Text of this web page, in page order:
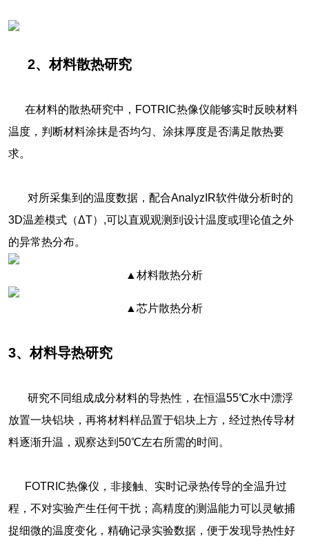
2、材料散热研究
在材料的散热研究中，FOTRIC热像仪能够实时反映材料
温度，判断材料涂抹是否均匀、涂抹厚度是否满足散热要
求。
对所采集到的温度数据，配合AnalyzIR软件做分析时的
3D温差模式（ΔT）,可以直观观测到设计温度或理论值之外
的异常热分布。
▲材料散热分析
▲芯片散热分析
3、材料导热研究
研究不同组成成分材料的导热性，在恒温55℃水中漂浮
放置一块铝块，再将材料样品置于铝块上方，经过热传导材
料逐渐升温，观察达到50℃左右所需的时间。
FOTRIC热像仪，非接触、实时记录热传导的全温升过
程，不对实验产生任何干扰；高精度的测温能力可以灵敏捕
捉细微的温度变化，精确记录实验数据，便于发现导热性好